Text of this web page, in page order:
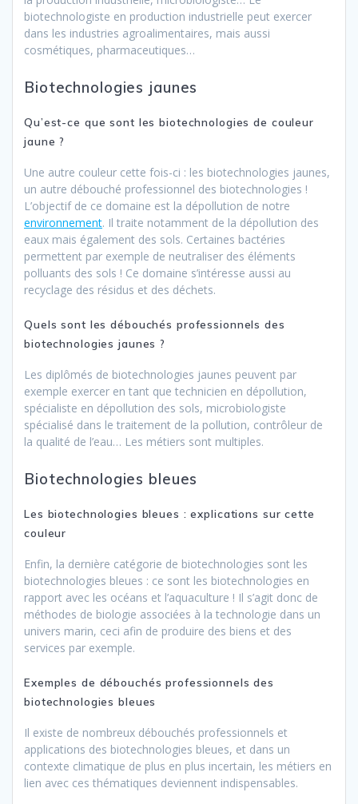
biotechnologiste en production industrielle peut exercer
dans les industries agroalimentaires, mais aussi
cosmétiques, pharmaceutiques…
Biotechnologies jaunes
Qu’est-ce que sont les biotechnologies de couleur
jaune ?
Une autre couleur cette fois-ci : les biotechnologies jaunes,
un autre débouché professionnel des biotechnologies !
L’objectif de ce domaine est la dépollution de notre
environnement. Il traite notamment de la dépollution des
eaux mais également des sols. Certaines bactéries
permettent par exemple de neutraliser des éléments
polluants des sols ! Ce domaine s’intéresse aussi au
recyclage des résidus et des déchets.
Quels sont les débouchés professionnels des
biotechnologies jaunes ?
Les diplômés de biotechnologies jaunes peuvent par
exemple exercer en tant que technicien en dépollution,
spécialiste en dépollution des sols, microbiologiste
spécialisé dans le traitement de la pollution, contrôleur de
la qualité de l’eau… Les métiers sont multiples.
Biotechnologies bleues
Les biotechnologies bleues : explications sur cette
couleur
Enfin, la dernière catégorie de biotechnologies sont les
biotechnologies bleues : ce sont les biotechnologies en
rapport avec les océans et l’aquaculture ! Il s’agit donc de
méthodes de biologie associées à la technologie dans un
univers marin, ceci afin de produire des biens et des
services par exemple.
Exemples de débouchés professionnels des
biotechnologies bleues
Il existe de nombreux débouchés professionnels et
applications des biotechnologies bleues, et dans un
contexte climatique de plus en plus incertain, les métiers en
lien avec ces thématiques deviennent indispensables.